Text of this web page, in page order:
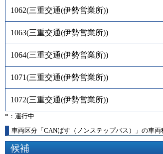
1062(三重交通(伊勢営業所))
1063(三重交通(伊勢営業所))
1064(三重交通(伊勢営業所))
1071(三重交通(伊勢営業所))
1072(三重交通(伊勢営業所))
*：運行中
車両区分「CANばす（ノンステップバス）」の車両
候補